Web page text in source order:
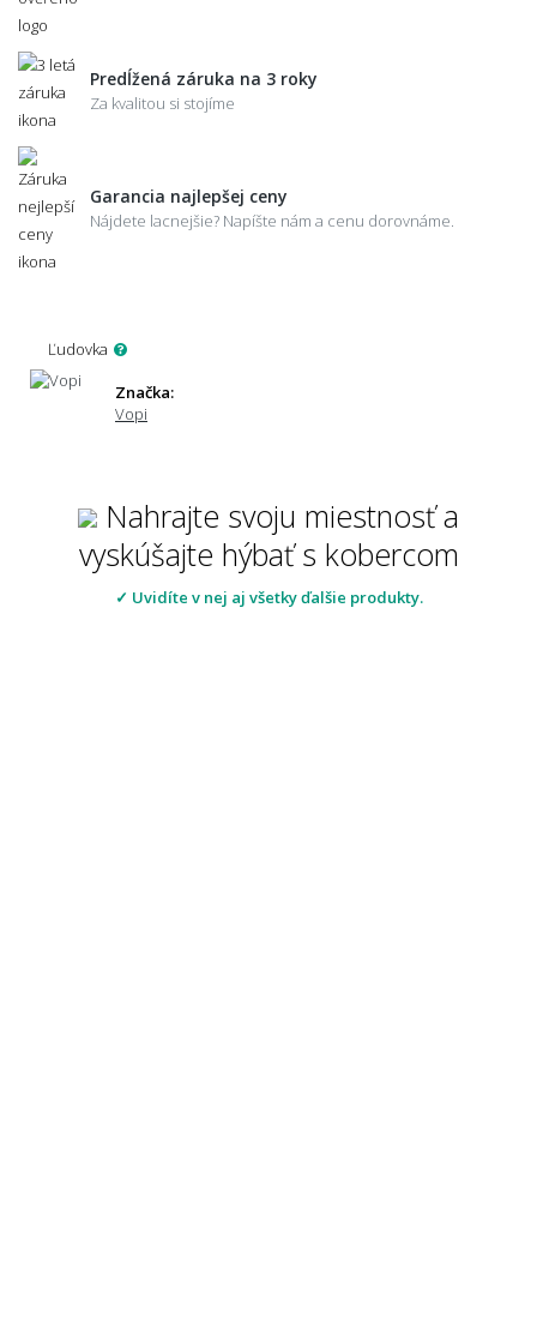
Predĺžená záruka na 3 roky
Za kvalitou si stojíme
Garancia najlepšej ceny
Nájdete lacnejšie? Napíšte nám a cenu dorovnáme.
Ľudovka
Značka:
Vopi
Nahrajte svoju miestnosť a
vyskúšajte hýbať s kobercom
✓ Uvidíte v nej aj všetky ďalšie produkty.